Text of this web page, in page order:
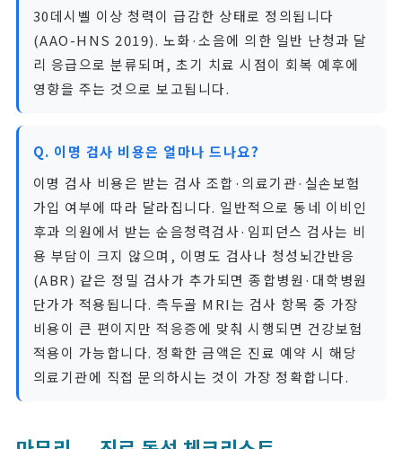
30데시벨 이상 청력이 급감한 상태로 정의됩니다
(AAO-HNS 2019). 노화·소음에 의한 일반 난청과 달
리 응급으로 분류되며, 초기 치료 시점이 회복 예후에
영향을 주는 것으로 보고됩니다.
Q. 이명 검사 비용은 얼마나 드나요?
이명 검사 비용은 받는 검사 조합·의료기관·실손보험
가입 여부에 따라 달라집니다. 일반적으로 동네 이비인
후과 의원에서 받는 순음청력검사·임피던스 검사는 비
용 부담이 크지 않으며, 이명도 검사나 청성뇌간반응
(ABR) 같은 정밀 검사가 추가되면 종합병원·대학병원
단가가 적용됩니다. 측두골 MRI는 검사 항목 중 가장
비용이 큰 편이지만 적응증에 맞춰 시행되면 건강보험
적용이 가능합니다. 정확한 금액은 진료 예약 시 해당
의료기관에 직접 문의하시는 것이 가장 정확합니다.